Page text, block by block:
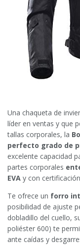
Una chaqueta de
líder en ventas y que
tallas corporales, la
perfecto grado de
excelente capacidad
partes corporales
EVA y con certificación
Te ofrece un forro
posibilidad de ajuste
dobladillo del cuello,
poliéster 600) te
ante caídas y